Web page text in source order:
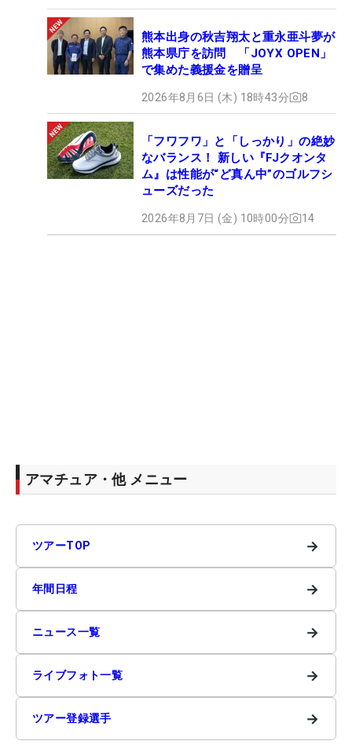
熊本出身の秋吉翔太と重永亜斗夢が
熊本県庁を訪問 「JOYX OPEN」
で集めた義援金を贈呈
2026年8月6日 (木) 18時43分 8
「フワフワ」と「しっかり」の絶妙
なバランス！ 新しい『FJクオンタ
ム』は性能が“ど真ん中”のゴルフシ
ューズだった
2026年8月7日 (金) 10時00分 14
アマチュア・他 メニュー
ツアーTOP →
年間日程 →
ニュース一覧 →
ライブフォト一覧 →
ツアー登録選手 →